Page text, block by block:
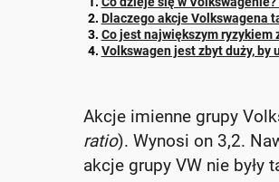
Dlaczego akcje Volkswagena
Co jest największym ryzykiem
Volkswagen jest zbyt duży, by
Akcje imienne grupy
ratio). Wynosi on 3,2.
akcje grupy VW nie były